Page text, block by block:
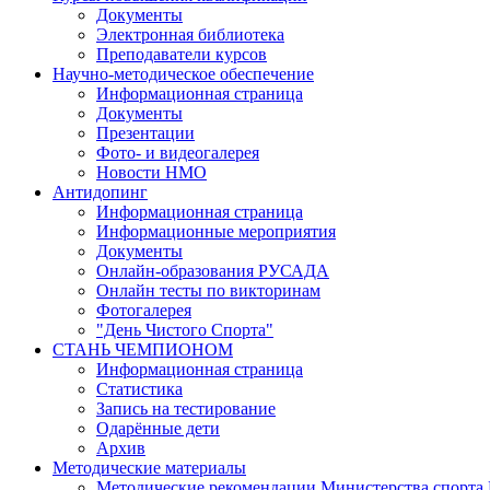
Документы
Электронная библиотека
Преподаватели курсов
Научно-методическое обеспечение
Информационная страница
Документы
Презентации
Фото- и видеогалерея
Новости НМО
Антидопинг
Информационная страница
Информационные мероприятия
Документы
Онлайн-образования РУСАДА
Онлайн тесты по викторинам
Фотогалерея
"День Чистого Спорта"
СТАНЬ ЧЕМПИОНОМ
Информационная страница
Статистика
Запись на тестирование
Одарённые дети
Архив
Методические материалы